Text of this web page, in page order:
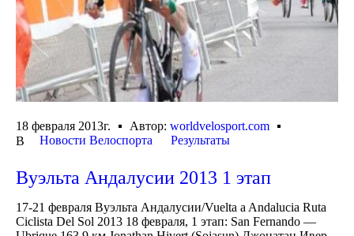
18 февраля 2013г. Автор: worldvelosport.com
В
Новости Велоспорта Результаты
Вуэльта Андалусии 2013 1 этап
17-21 февраля Вуэльта Андалусии/Vuelta a Andalucia Ruta
Ciclista Del Sol 2013 18 февраля, 1 этап: San Fernando —